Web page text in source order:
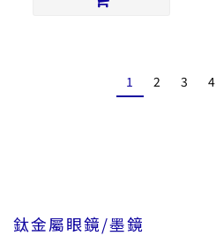
1 2 3 4
鈦金屬眼鏡/墨鏡